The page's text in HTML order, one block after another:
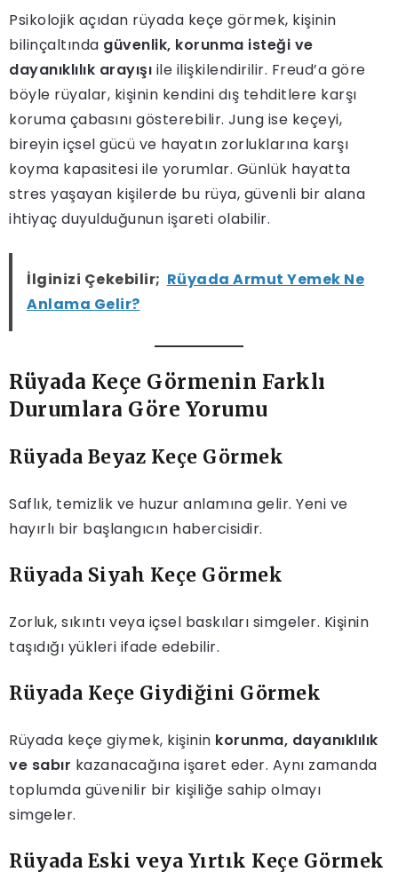
Psikolojik açıdan rüyada keçe görmek, kişinin
bilinçaltında güvenlik, korunma isteği ve
dayanıklılık arayışı ile ilişkilendirilir. Freud’a göre
böyle rüyalar, kişinin kendini dış tehditlere karşı
koruma çabasını gösterebilir. Jung ise keçeyi,
bireyin içsel gücü ve hayatın zorluklarına karşı
koyma kapasitesi ile yorumlar. Günlük hayatta
stres yaşayan kişilerde bu rüya, güvenli bir alana
ihtiyaç duyulduğunun işareti olabilir.
İlginizi Çekebilir; Rüyada Armut Yemek Ne
Anlama Gelir?
Rüyada Keçe Görmenin Farklı
Durumlara Göre Yorumu
Rüyada Beyaz Keçe Görmek
Saflık, temizlik ve huzur anlamına gelir. Yeni ve
hayırlı bir başlangıcın habercisidir.
Rüyada Siyah Keçe Görmek
Zorluk, sıkıntı veya içsel baskıları simgeler. Kişinin
taşıdığı yükleri ifade edebilir.
Rüyada Keçe Giydiğini Görmek
Rüyada keçe giymek, kişinin korunma, dayanıklılık
ve sabır kazanacağına işaret eder. Aynı zamanda
toplumda güvenilir bir kişiliğe sahip olmayı
simgeler.
Rüyada Eski veya Yırtık Keçe Görmek